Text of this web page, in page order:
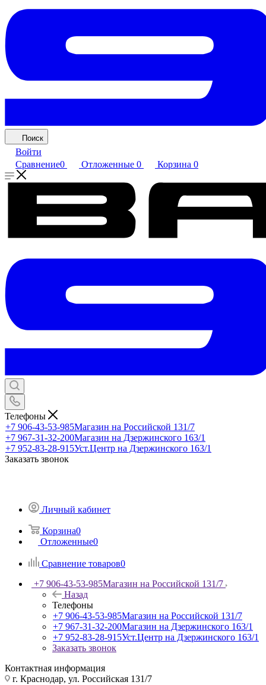
Поиск
Войти
Сравнение0 Отложенные 0 Корзина 0
Телефоны
+7 906-43-53-985Магазин на Российской 131/7
+7 967-31-32-200Магазин на Дзержинского 163/1
+7 952-83-28-915Уст.Центр на Дзержинского 163/1
Заказать звонок
Личный кабинет
Корзина0
Отложенные0
Сравнение товаров0
+7 906-43-53-985Магазин на Российской 131/7
Назад
Телефоны
+7 906-43-53-985Магазин на Российской 131/7
+7 967-31-32-200Магазин на Дзержинского 163/1
+7 952-83-28-915Уст.Центр на Дзержинского 163/1
Заказать звонок
Контактная информация
г. Краснодар, ул. Российская 131/7